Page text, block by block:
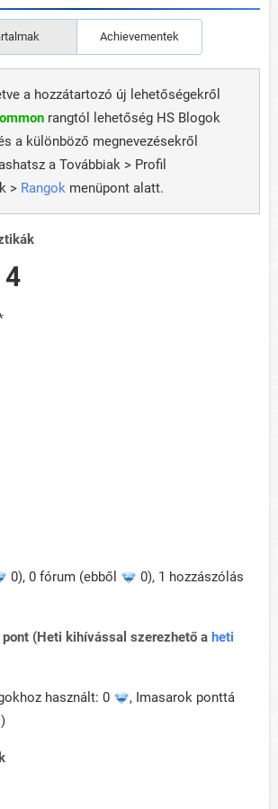
Achievementek
a hozzátartozó új lehetőségekről
rangtól lehetőség HS Blogok
a különböző megnevezésekről
a Továbbiak > Profil
> Rangok menüpont alatt.
4
0), 0 fórum (ebből
0), 1 hozzászólás
(Heti kihívással szerezhető a heti
használt: 0
, Imasarok ponttá
)